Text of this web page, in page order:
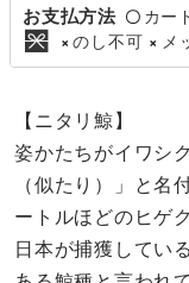
お支払方法 〇 カー
× のし不可 × メ
【ニタリ鯨】
姿かたちがイワシ
（似たり）」と
ートルほどのヒゲ
日本が捕獲してい